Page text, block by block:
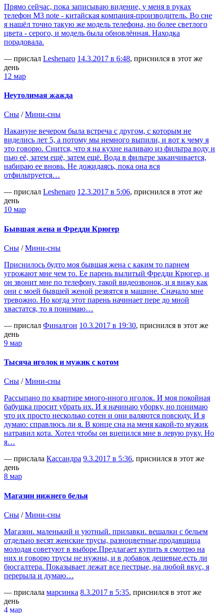
Прямо сейчас, пока записываю видение, у меня в руках
телефон M3 note - китайская компания-производитель. Во сне
я нашёл точно такую же модель телефона, но более светлого
цвета - серого, и модель была обновлённая. Находка
порадовала.
— прислал Leshenaro 14.3.2017 в 6:48, приснился в этот же
день
12 мар
Неутолимая жажда
Сны /Мини-сны
Накануне вечером была встреча с другом, с которым не
виделись лет 5, а потому мы немного выпили, и вот к чему я
это говорю. Снится, что я на кухне наливаю из фильтра воду и
пью её, затем ещё, затем ещё. Вода в фильтре заканчивается,
набираю ее вновь. Не дожидаясь, пока она вся
отфильтруется…
— прислал Leshenaro 12.3.2017 в 5:06, приснился в этот же
день
10 мар
Бывшая жена и Фредди Крюгер
Сны /Мини-сны
Приснилось будто моя бывшая жена с каким то парнем
угрожают мне чем то. Ее парень вылитый Фредди Крюгер, и
он звонит мне по телефону, такой видеозвонок, и я вижу как
они с моей бывшей женой резвятся в машине. Сначало мне
тревожно. Но когда этот парень начинает пере до мной
хвастатся, то я понимаю…
— прислал Финалгон 10.3.2017 в 19:30, приснился в этот же
день
9 мар
Тысяча иголок и мужик с котом
Сны /Мини-сны
Рассыпано по квартире много-иного иголок. И моя покойная
бабушка просит убрать их. И я начинаю уборку, но понимаю
что их просто несколько сотен и они валяются повсюду. И я
думаю: справлюсь ли я. В конце сна на меня какой-то мужик
натравил кота. Хотел чтобы он вцепился мне в левую руку. Но
я…
— прислала Кассандра 9.3.2017 в 5:36, приснился в этот же
день
8 мар
Магазин нижнего белья
Сны /Мини-сны
Магазин. маленький и уютный. прилавки. вешалки с бельем
отдельно весят женские трусы, разноцветные,продавщица
молодая советуют в выборе.Предлагает купить я смотрю на
них и говорю трусы не нужны, и в добавок дешевые.есть ли
бюсгалтера. Показывает лежат все пестрые, на любой вкус, я
перерыла и думаю…
— прислала марсинка 8.3.2017 в 5:35, приснился в этот же
день
4 мар